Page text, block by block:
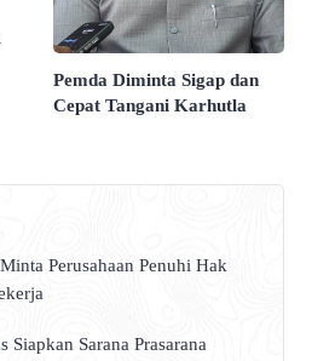
Pemda Diminta Sigap dan
Cepat Tangani Karhutla
Perusahaan Penuhi Hak
Siapkan Sarana Prasarana